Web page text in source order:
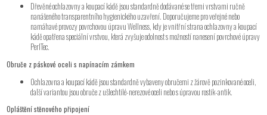
Dřevěné ochlazovny a koupací kádě jsou standardně dodávané se třemi vrstvami ručně
nanášeného transparentního hygienického uzavření. Doporučujeme pro veřejné nebo
namáhavé provozy povrchovou úpravu Wellness, kdy je vnitřní strana ochlazovny a koupací
kádě opatřena speciální vrstvou, která zvyšuje odolnost s možností nanesení povrchové úpravy
PerITec.
Obruče z páskové oceli s napínacím zámkem
Ochlazovna a koupací kádě jsou standardně vybaveny obručemi z žárově pozinkované oceli,
další variantou jsou obruče z ušlechtilé-nerezové oceli nebo s úpravou rostik-antik.
Opláštění stěnového připojení